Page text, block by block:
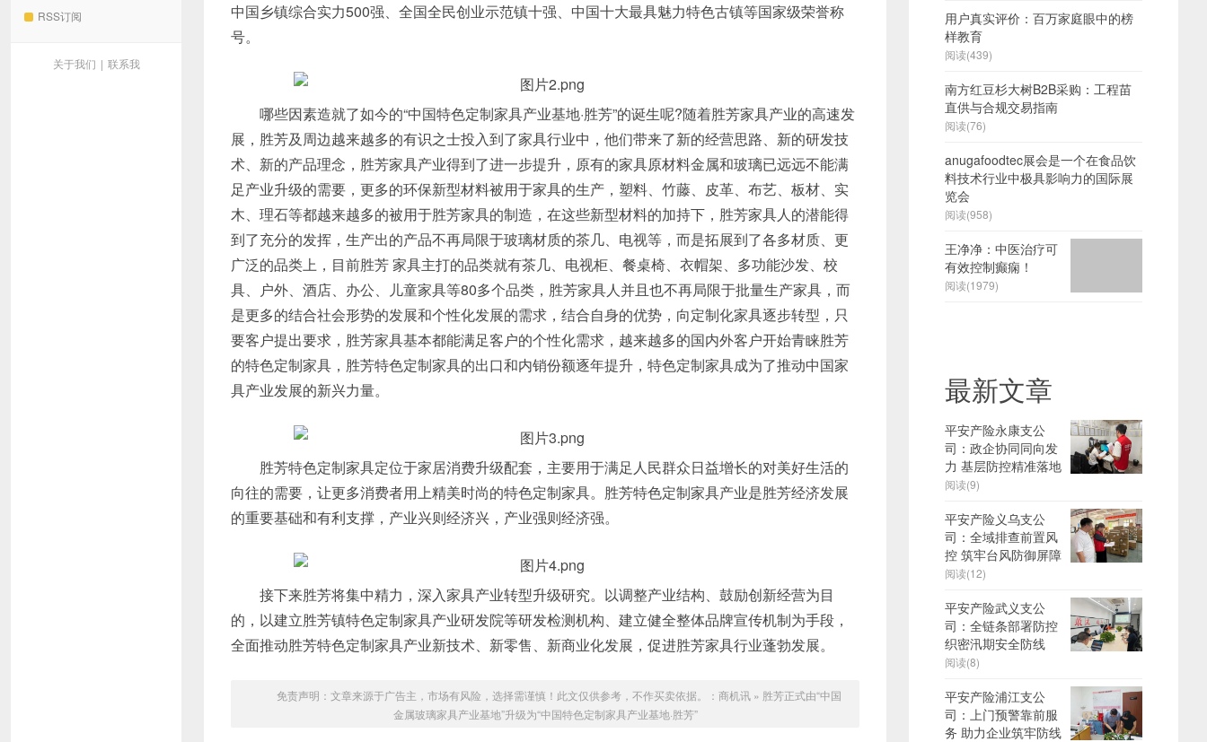
RSS订阅
关于我们 | 联系我
中国乡镇综合实力500强、全国全民创业示范镇十强、中国十大最具魅力特色古镇等国家级荣誉称
号。
哪些因素造就了如今的“中国特色定制家具产业基地·胜芳”的诞生呢?随着胜芳家具产业的高速发
展，胜芳及周边越来越多的有识之士投入到了家具行业中，他们带来了新的经营思路、新的研发技
术、新的产品理念，胜芳家具产业得到了进一步提升，原有的家具原材料金属和玻璃已远远不能满
足产业升级的需要，更多的环保新型材料被用于家具的生产，塑料、竹藤、皮革、布艺、板材、实
木、理石等都越来越多的被用于胜芳家具的制造，在这些新型材料的加持下，胜芳家具人的潜能得
到了充分的发挥，生产出的产品不再局限于玻璃材质的茶几、电视等，而是拓展到了各多材质、更
广泛的品类上，目前胜芳 家具主打的品类就有茶几、电视柜、餐桌椅、衣帽架、多功能沙发、校
具、户外、酒店、办公、儿童家具等80多个品类，胜芳家具人并且也不再局限于批量生产家具，而
是更多的结合社会形势的发展和个性化发展的需求，结合自身的优势，向定制化家具逐步转型，只
要客户提出要求，胜芳家具基本都能满足客户的个性化需求，越来越多的国内外客户开始青睐胜芳
的特色定制家具，胜芳特色定制家具的出口和内销份额逐年提升，特色定制家具成为了推动中国家
具产业发展的新兴力量。
胜芳特色定制家具定位于家居消费升级配套，主要用于满足人民群众日益增长的对美好生活的
向往的需要，让更多消费者用上精美时尚的特色定制家具。胜芳特色定制家具产业是胜芳经济发展
的重要基础和有利支撑，产业兴则经济兴，产业强则经济强。
接下来胜芳将集中精力，深入家具产业转型升级研究。以调整产业结构、鼓励创新经营为目
的，以建立胜芳镇特色定制家具产业研发院等研发检测机构、建立健全整体品牌宣传机制为手段，
全面推动胜芳特色定制家具产业新技术、新零售、新商业化发展，促进胜芳家具行业蓬勃发展。
免责声明：文章来源于广告主，市场有风险，选择需谨慎！此文仅供参考，不作买卖依据。： 商机讯» 胜芳正式由“中国
金属玻璃家具产业基地”升级为“中国特色定制家具产业基地·胜芳”
用户真实评价：百万家庭眼中的榜
样教育
阅读(439)
南方红豆杉大树B2B采购：工程苗
直供与合规交易指南
阅读(76)
anugafoodtec展会是一个在食品饮
料技术行业中极具影响力的国际展
览会
阅读(958)
王净净：中医治疗可
有效控制癫痫！
阅读(1979)
最新文章
平安产险永康支公
司：政企协同同向发
力 基层防控精准落地
阅读(9)
平安产险义乌支公
司：全域排查前置风
控 筑牢台风防御屏障
阅读(12)
平安产险武义支公
司：全链条部署防控
织密汛期安全防线
阅读(8)
平安产险浦江支公
司：上门预警靠前服
务 助力企业筑牢防线